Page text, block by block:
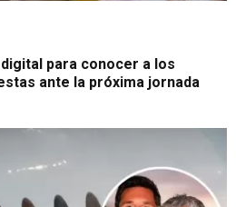
para conocer a los
ante la próxima jornada